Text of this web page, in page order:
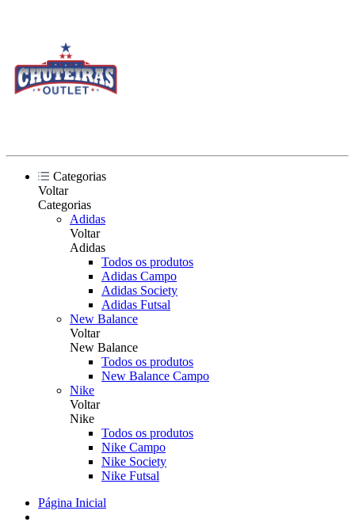
Categorias
Voltar
Categorias
Adidas
Voltar
Adidas
Todos os produtos
Adidas Campo
Adidas Society
Adidas Futsal
New Balance
Voltar
New Balance
Todos os produtos
New Balance Campo
Nike
Voltar
Nike
Todos os produtos
Nike Campo
Nike Society
Nike Futsal
Página Inicial